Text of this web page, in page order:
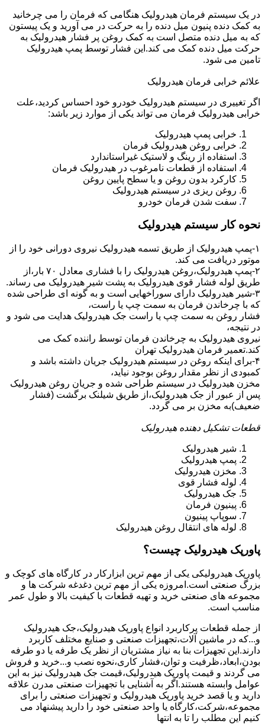
در یک سیستم فرمان هیدرولیک هنگامی که فرمان را می چرخانید
به کمک دنده پنیون میل دنده را به حرکت در می آورید و یک پیستون
که به میل دنده متصل است به کمک روغن پر فشار هیدرولیک به
حرکت میل دنده کمک می کند.این فشار توسط پمپ هیدرولیک
تامین می شود.
علائم خرابی فرمان هیدرولیک
اگر تغییری در سیستم هیدرولیک خودرو خود احساس کردید،علت
خرابی هیدرولیک فرمان می تواند یکی از موارد زیر باشد:
خرابی پمپ هیدرولیک
خرابی روغن هیدرولیک فرمان
استفاده از رینگ و لاستیک غیراستاندارد
استفاده از قطعات نامرغوب در هیدرولیک فرمان
کارکرد بدون روغن و یا سطح پایین روغن
روغن ریزی در سیستم هیدرولیک
سفت شدن فرمان خودرو
نحوه کار سیستم هیدرولیک
۱-پمپ هیدرولیک از طریق تسمه هیدرولیک نیروی دورانی خود را از
موتور دریافت می کند.
۲-پمپ هیدرولیک،روغن هیدرولیک را با فشاری معادل ۷۰ بار،از
طریق لوله فشار قوی هیدرولیک به پشت شیر هیدرولیک می رساند.
۳-شیر هیدرولیک دارای سوراخهایی است و به گونه ای طراحی شده
که با چرخاندن فرمان به سمت چپ یا راست،
فشار روغن به سمت چپ یا راست جک هیدرولیک هدایت می شود و
در نتیجه،
نیروی هیدرولیک به چرخاندن فرمان توسط راننده کمک می
کند.تعمیر فرمان هیدرولیک تهران
۴-برای اینکه روغن در سیستم هیدرولیک جریان داشته باشد و
کمبودی از نظر مقدار روغن بوجود نیاید،
مخزن هیدرولیک در سیستم طراحی شده و جریان روغن هیدرولیک
پس از عبور از جک هیدرولیک،از طریق شیلنک برگشت (فشار
ضعیف)به مخزن بر می گردد.
قطعات تشکیل دهنده هیدرولیک
شیر هیدرولیک
پمپ هیدرولیک
مخزن هیدرولیک
لوله فشار قوی
جک هیدرولیک
پینیون فرمان
سوپاپ پینیون
لوله های انتقال روغن هیدرولیک
پاورپک هیدرولیک چیست؟
پاورپک هیدرولیکی یکی از مهم ترین ابزارکار در کارگاه های کوچک و
بزرگ صنعتی است.امروزه یکی از مهم ترین دغدغه شرکت ها و
مجموعه های صنعتی خرید و تهیه قطعات با کیفیت بالا و طول عمر
مناسب است.
از جمله قطعات پرکاربرد انواع پاورپک هیدرولیک،جک هیدرولیک
و...که در ماشین آلات،تجهیزات صنعتی و صنایع مختلف کاربرد
دارند.این تجهیزات بنا به نیاز مشتریان از نظر یک طرفه یا دو طرفه
بودن،ابعاد،ظرفیت و توان،فشار کاری،نحوه نصب و...خرید و فروش
می گردند و قیمت پاورپک هیدرولیک،قیمت جک هیدرولیک نیز به این
عوامل وابسته هستند.اگر به آشنایی با تجهیزات صنعتی مدرن علاقه
دارید و یا قصد خرید پاورپک هیدرولیک و تجهیزات صنعتی را برای
مجموعه،شرکت،کارگاه یا واحد صنعتی خود را دارید پیشنهاد می
کنیم این مطلب را تا به انتها